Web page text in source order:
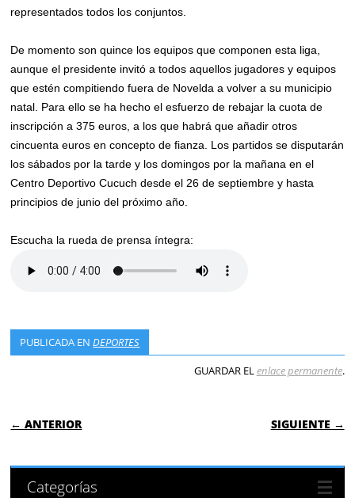
representados todos los conjuntos.
De momento son quince los equipos que componen esta liga,
aunque el presidente invitó a todos aquellos jugadores y equipos
que estén compitiendo fuera de Novelda a volver a su municipio
natal. Para ello se ha hecho el esfuerzo de rebajar la cuota de
inscripción a 375 euros, a los que habrá que añadir otros
cincuenta euros en concepto de fianza. Los partidos se disputarán
los sábados por la tarde y los domingos por la mañana en el
Centro Deportivo Cucuch desde el 26 de septiembre y hasta
principios de junio del próximo año.
Escucha la rueda de prensa íntegra:
PUBLICADA ENDEPORTES
GUARDAR ELenlace permanente.
NAVEGACIÓN DE ENTRADAS
← ANTERIOR SIGUIENTE →
Categorías